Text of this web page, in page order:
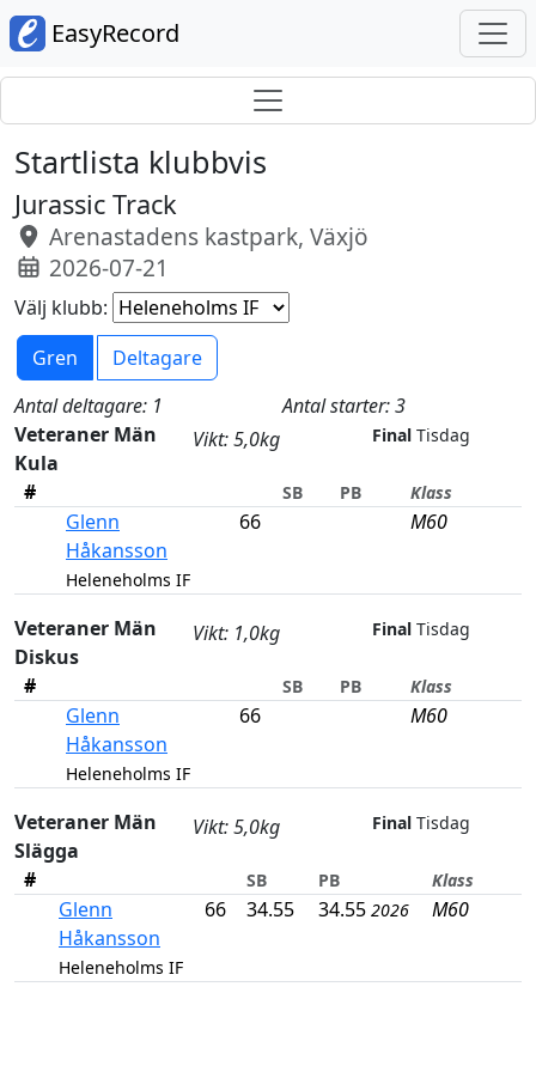
EasyRecord
Startlista klubbvis
Jurassic Track
Arenastadens kastpark, Växjö
2026-07-21
Välj klubb:
Gren
Deltagare
Antal deltagare: 1
Antal starter: 3
Veteraner Män
Kula
Vikt: 5,0kg FinalTisdag
# SB PB Klass
Glenn
Håkansson
Heleneholms IF
66 M60
Veteraner Män
Diskus
Vikt: 1,0kg FinalTisdag
# SB PB Klass
Glenn
Håkansson
Heleneholms IF
66 M60
Veteraner Män
Slägga
Vikt: 5,0kg FinalTisdag
# SB PB Klass
Glenn
Håkansson
Heleneholms IF
66 34.55 34.55 2026 M60